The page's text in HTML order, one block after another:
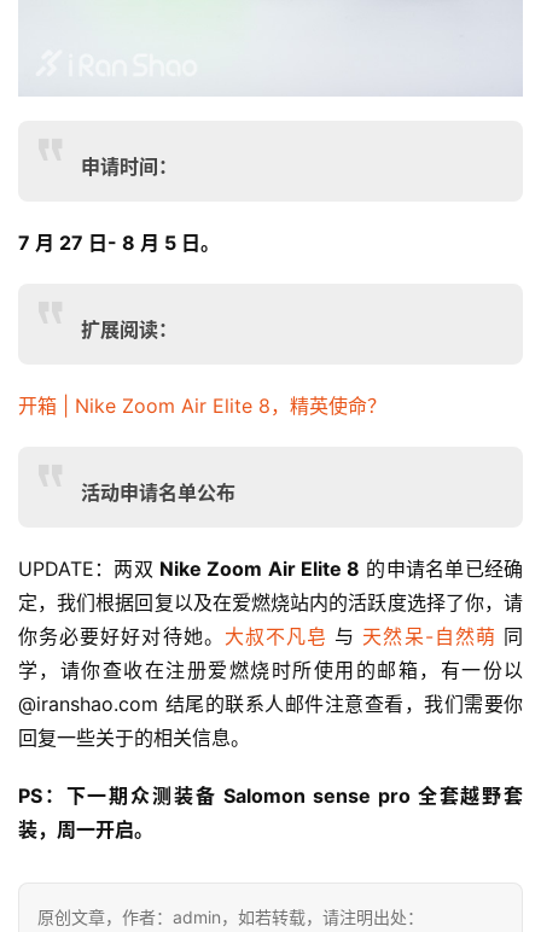
用
运
动
申请时间：
7 月 27 日- 8 月 5 日。
扩展阅读：
开箱 | Nike Zoom Air Elite 8，精英使命？
活动申请名单公布
UPDATE：两双 Nike Zoom Air Elite 8 的申请名单已经确
定，我们根据回复以及在爱燃烧站内的活跃度选择了你，请
你务必要好好对待她。 大叔不凡皂 与 天然呆-自然萌 同
学，请你查收在注册爱燃烧时所使用的邮箱，有一份以
@iranshao.com 结尾的联系人邮件注意查看，我们需要你
回复一些关于的相关信息。
PS：下一期众测装备 Salomon sense pro 全套越野套
装，周一开启。
原创文章，作者：admin，如若转载，请注明出处：